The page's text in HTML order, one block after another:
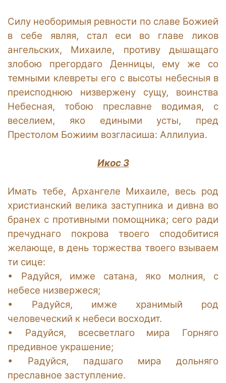
Силу необоримыя ревности по славе Божией
в себе являя, стал еси во главе ликов
ангельских, Михаиле, противу дышащаго
злобою прегордаго Денницы, ему же со
темными клевреты его с высоты небесныя в
преисподнюю низвержену сущу, воинства
Небесная, тобою преславне водимая, с
веселием, яко едиными усты, пред
Престолом Божиим возгласиша: Аллилуиа.
Икос 3
Имать тебе, Архангеле Михаиле, весь род
христианский велика заступника и дивна во
бранех с противными помощника; сего ради
пречуднаго покрова твоего сподобитися
желающе, в день торжества твоего взываем
ти сице:
•
Радуйся, имже сатана, яко молния, с
небесе низвержеся;
•
Радуйся, имже хранимый род
человеческий к небеси восходит.
•
Радуйся, всесветлаго мира Горняго
предивное украшение;
•
Радуйся, падшаго мира дольняго
преславное заступление.